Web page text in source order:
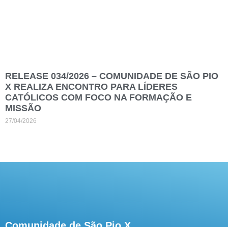
RELEASE 034/2026 – COMUNIDADE DE SÃO PIO
X REALIZA ENCONTRO PARA LÍDERES
CATÓLICOS COM FOCO NA FORMAÇÃO E
MISSÃO
27/04/2026